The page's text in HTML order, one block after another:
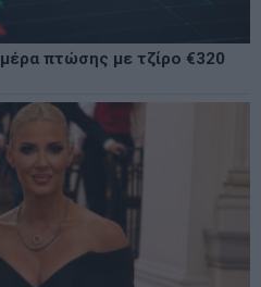
πτώσης με τζίρο €320